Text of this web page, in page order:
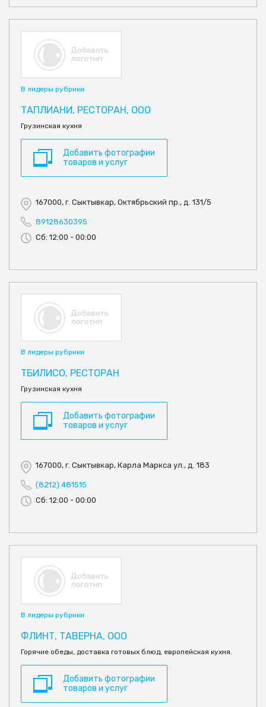
В лидеры рубрики
ТАПЛИАНИ, РЕСТОРАН, ООО
Грузинская кухня
Добавить фотографии
товаров и услуг
167000, г. Сыктывкар, Октябрьский пр., д. 131/5
89128630395
Сб: 12:00 - 00:00
В лидеры рубрики
ТБИЛИСО, РЕСТОРАН
Грузинская кухня
Добавить фотографии
товаров и услуг
167000, г. Сыктывкар, Карла Маркса ул., д. 183
(8212) 481515
Сб: 12:00 - 00:00
В лидеры рубрики
ФЛИНТ, ТАВЕРНА, ООО
Горячие обеды, доставка готовых блюд, европейская кухня.
Добавить фотографии
товаров и услуг